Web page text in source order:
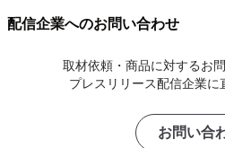
配信企業へのお問い合わせ
取材依頼・商品に対するお
プレスリリース配信企業に
お問い合